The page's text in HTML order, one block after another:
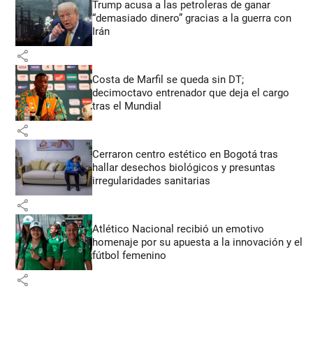
Trump acusa a las petroleras de ganar
“demasiado dinero” gracias a la guerra con
Irán
share
Costa de Marfil se queda sin DT;
decimoctavo entrenador que deja el cargo
tras el Mundial
share
Cerraron centro estético en Bogotá tras
hallar desechos biológicos y presuntas
irregularidades sanitarias
share
Atlético Nacional recibió un emotivo
homenaje por su apuesta a la innovación y el
fútbol femenino
share